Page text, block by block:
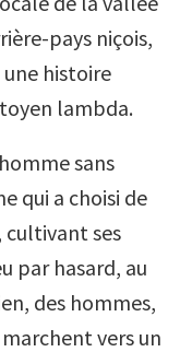
pays niçois,
une histoire
lambda.
sans
qui a choisi de
cultivant ses
par hasard, au
des hommes,
vers un